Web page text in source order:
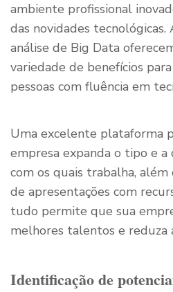
ambiente profissional
das novidades
análise de Big Data
variedade de benefícios
pessoas com fluência em
Uma excelente plataforma
empresa expanda o tipo e
com os quais trabalha, além
de apresentações com
tudo permite que sua
melhores talentos e reduza
Identificação de